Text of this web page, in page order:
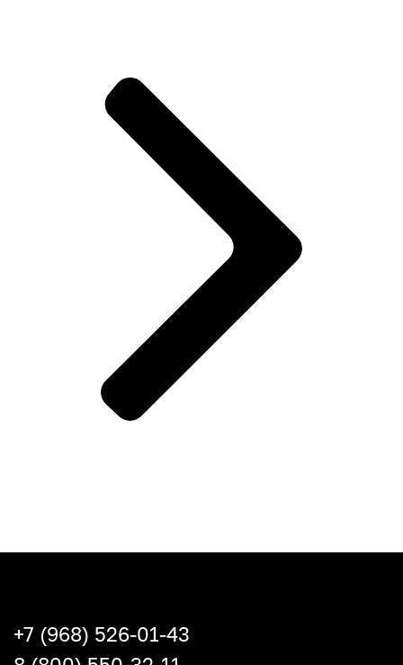
+7 (968) 526-01-43